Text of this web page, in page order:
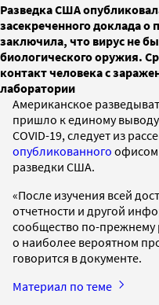
Разведка США
засекреченного доклада о
заключила, что вирус не
биологического оружия.
контакт человека с
лаборатории
Американское
пришло к единому
СOVID-19, следует из
опубликованного офисом
разведки США.
«После изучения всей
отчетности и другой
сообщество по-прежнему
о наиболее вероятном
говорится в документе.
Материал по теме